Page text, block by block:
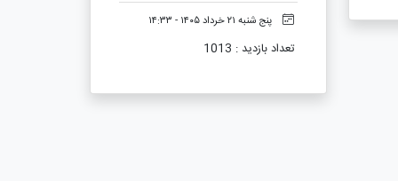
پنج شنبه ۲۱ خرداد ۱۴۰۵ - ۱۴:۳۳
تعداد بازدید : 1013